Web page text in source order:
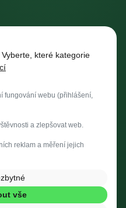
budov
vozíků
pomocníci
a speciálních vozidel
podle profese →
Krnov
které kategorie
fungování webu (přihlášení,
a zlepšovat web.
reklam a měření jejich
vše